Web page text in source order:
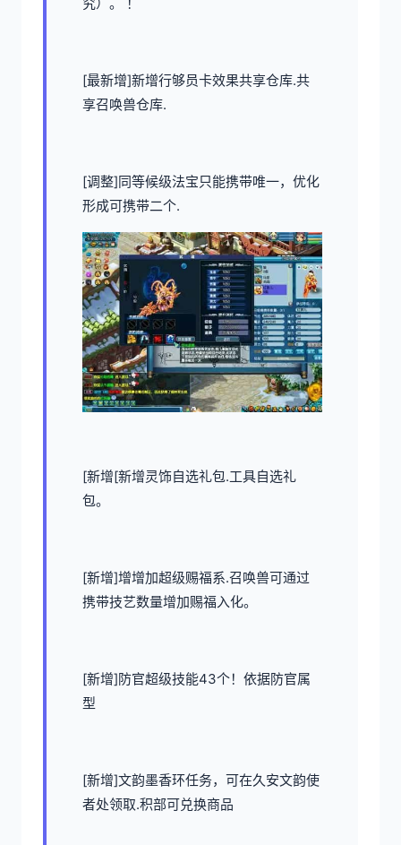
究）。 ！
[最新增]新增行够员卡效果共享仓库.共
享召唤兽仓库.
[调整]同等候级法宝只能携带唯一，优化
形成可携带二个.
[新增[新增灵饰自选礼包.工具自选礼
包。
[新增]增增加超级赐福系.召唤兽可通过
携带技艺数量增加赐福入化。
[新增]防官超级技能43个！依据防官属
型
[新增]文韵墨香环任务，可在久安文韵使
者处领取.积部可兑换商品